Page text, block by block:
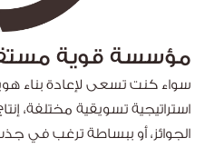
مؤسسة قوية
سواء كنت تسعى لإعادة بناء
استراتيجية تسويقية مختلفة،
الجوائز، أو ببساطة ترغب في